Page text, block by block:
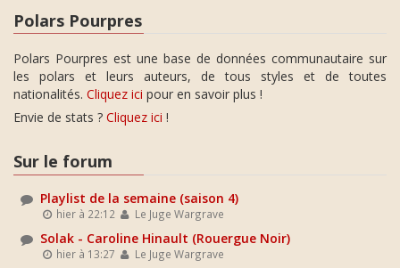
Polars Pourpres
Polars Pourpres est une base de données communautaire sur
les polars et leurs auteurs, de tous styles et de toutes
nationalités. Cliquez ici pour en savoir plus !
Envie de stats ? Cliquez ici !
Sur le forum
Playlist de la semaine (saison 4)
hier à 22:12 Le Juge Wargrave
Solak - Caroline Hinault (Rouergue Noir)
hier à 13:27 Le Juge Wargrave